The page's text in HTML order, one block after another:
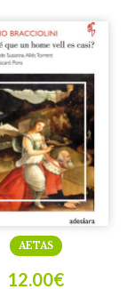
AETAS
12.00€